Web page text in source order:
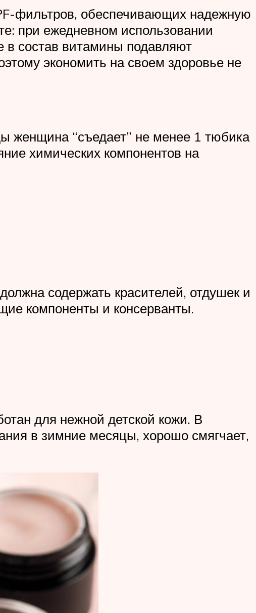
фильтров, обеспечивающих надежную
при ежедневном использовании
состав витамины подавляют
экономить на своем здоровье не
женщина “съедает” не менее 1 тюбика
химических компонентов на
содержать красителей, отдушек и
компоненты и консерванты.
для нежной детской кожи. В
в зимние месяцы, хорошо смягчает,